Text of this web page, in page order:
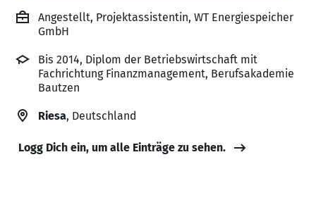
Angestellt, Projektassistentin, WT Energiespeicher
GmbH
Bis 2014, Diplom der Betriebswirtschaft mit
Fachrichtung Finanzmanagement, Berufsakademie
Bautzen
Riesa, Deutschland
Logg Dich ein, um alle Einträge zu sehen.